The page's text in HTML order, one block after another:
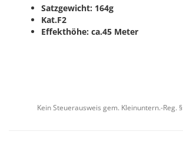
Satzgewicht: 164g
Kat.F2
Effekthöhe: ca.45 Meter
Kein Steuerausweis gem. Kleinuntern.-Reg.